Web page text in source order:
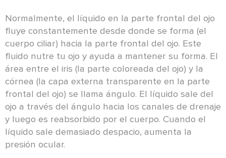
Normalmente, el líquido en la parte frontal del ojo
fluye constantemente desde donde se forma (el
cuerpo ciliar) hacia la parte frontal del ojo. Este
fluido nutre tu ojo y ayuda a mantener su forma. El
área entre el iris (la parte coloreada del ojo) y la
córnea (la capa externa transparente en la parte
frontal del ojo) se llama ángulo. El líquido sale del
ojo a través del ángulo hacia los canales de drenaje
y luego es reabsorbido por el cuerpo. Cuando el
líquido sale demasiado despacio, aumenta la
presión ocular.